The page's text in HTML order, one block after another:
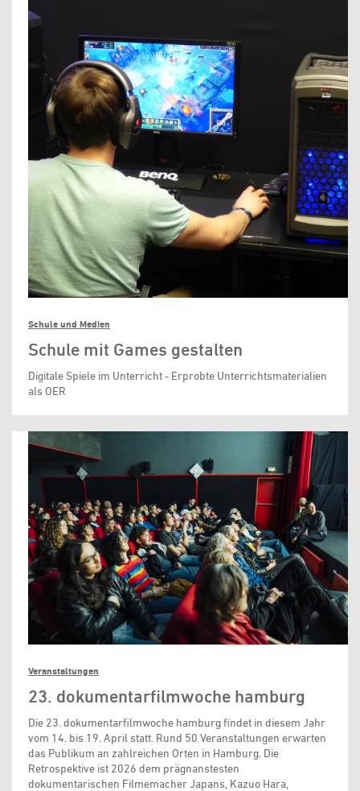
Schule und Medien
Schule mit Games gestalten
Digitale Spiele im Unterricht - Erprobte Unterrichtsmaterialien
als OER
Veranstaltungen
23. dokumentarfilmwoche hamburg
Die 23. dokumentarfilmwoche hamburg findet in diesem Jahr
vom 14. bis 19. April statt. Rund 50 Veranstaltungen erwarten
das Publikum an zahlreichen Orten in Hamburg. Die
Retrospektive ist 2026 dem prägnanstesten
dokumentarischen Filmemacher Japans, Kazuo Hara,